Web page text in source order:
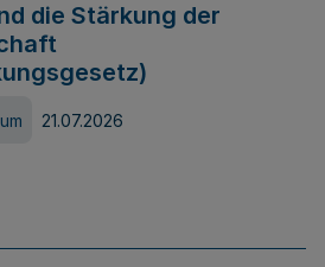
die Stärkung der
21.07.2026